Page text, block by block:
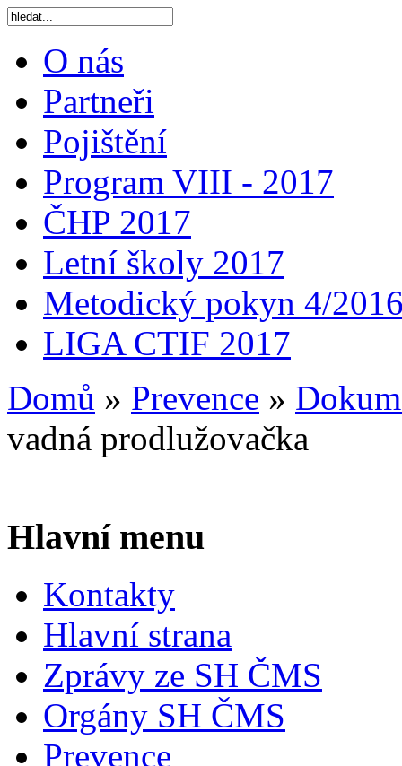
O nás
Partneři
Pojištění
Program VIII - 2017
ČHP 2017
Letní školy 2017
Metodický pokyn 4/
LIGA CTIF 2017
Domů » Prevence »
vadná prodlužovačka
Hlavní menu
Kontakty
Hlavní strana
Zprávy ze SH ČMS
Orgány SH ČMS
Prevence